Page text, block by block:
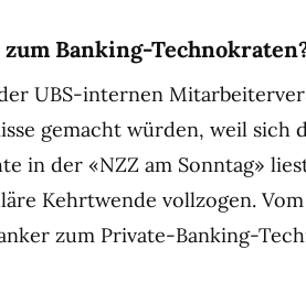
zum Banking-
UBS-internen
gemacht würden, weil sich
in der «NZZ am Sonntag»
Kehrtwende vollzogen.
zum Private-Banking-